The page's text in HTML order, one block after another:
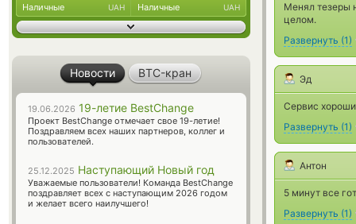
Менял тезеры
целом.
Развернуть (1)
Эд
Сервис
Развернуть (1)
Антон
5 минут все
Развернуть (1)
Наличные UAH Наличные UAH
Новости BTC-кран
19.06.2026 19-летие BestChange
Проект BestChange отмечает свое 19-летие!
Поздравляем всех наших партнеров, коллег и
пользователей.
25.12.2025 Наступающий Новый год
Уважаемые пользователи! Команда BestChange
поздравляет всех с наступающим 2026 годом
и желает всего наилучшего!